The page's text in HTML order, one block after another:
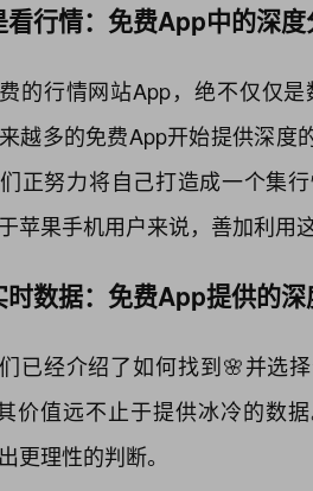
看行情：免费App中的深
的行情网站App，绝不仅仅
越多的免费App开始提供深度
正努力将自己打造成一个集
苹果手机用户来说，善加利用
时数据：免费App提供的
已经介绍了如何找到🌸并选
价值远不止于提供冰冷的数
更理性的判断。